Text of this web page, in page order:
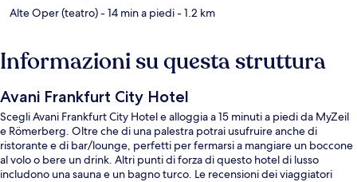
Alte Oper (teatro)- 14 min a piedi- 1.2 km
Informazioni su questa struttura
Avani Frankfurt City Hotel
Scegli Avani Frankfurt City Hotel e alloggia a 15 minuti a piedi da MyZeil
e Römerberg. Oltre che di una palestra potrai usufruire anche di
ristorante e di bar/lounge, perfetti per fermarsi a mangiare un boccone
al volo o bere un drink. Altri punti di forza di questo hotel di lusso
includono una sauna e un bagno turco. Le recensioni dei viaggiatori